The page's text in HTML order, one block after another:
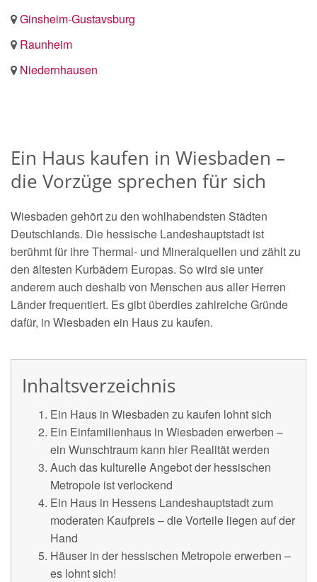
Ginsheim-Gustavsburg
Raunheim
Niedernhausen
Ein Haus kaufen in Wiesbaden –
die Vorzüge sprechen für sich
Wiesbaden gehört zu den wohlhabendsten Städten
Deutschlands. Die hessische Landeshauptstadt ist
berühmt für ihre Thermal- und Mineralquellen und zählt zu
den ältesten Kurbädern Europas. So wird sie unter
anderem auch deshalb von Menschen aus aller Herren
Länder frequentiert. Es gibt überdies zahlreiche Gründe
dafür, in Wiesbaden ein Haus zu kaufen.
Inhaltsverzeichnis
Ein Haus in Wiesbaden zu kaufen lohnt sich
Ein Einfamilienhaus in Wiesbaden erwerben –
ein Wunschtraum kann hier Realität werden
Auch das kulturelle Angebot der hessischen
Metropole ist verlockend
Ein Haus in Hessens Landeshauptstadt zum
moderaten Kaufpreis – die Vorteile liegen auf der
Hand
Häuser in der hessischen Metropole erwerben –
es lohnt sich!